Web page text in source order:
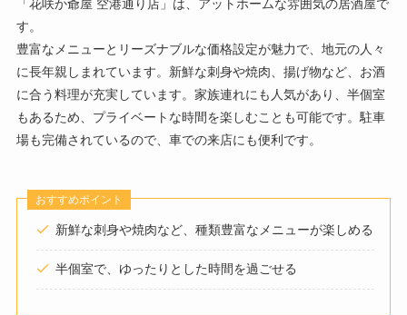
「花咲か爺屋 空港通り店」は、アットホームな雰囲気の居酒屋で
す。
豊富なメニューとリーズナブルな価格設定が魅力で、地元の人々
に長年親しまれています。新鮮な刺身や焼肉、揚げ物など、お酒
に合う料理が充実しています。家族連れにも人気があり、半個室
もあるため、プライベートな時間を楽しむことも可能です。駐車
場も完備されているので、車での来店にも便利です。
おすすめポイント
新鮮な刺身や焼肉など、種類豊富なメニューが楽しめる
半個室で、ゆったりとした時間を過ごせる